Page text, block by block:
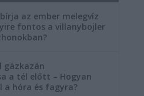
az ember melegvíz
fontos a villanybojler
gázkazán
a tél előtt – Hogyan
a hóra és fagyra?